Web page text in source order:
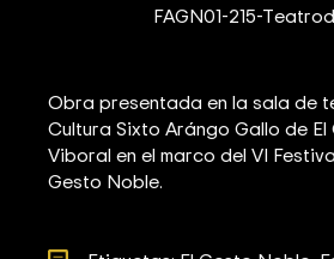
FAGN01-215-
Obra presentada en la sala de
Cultura Sixto Arángo Gallo de El
Viboral en el marco del VI
Gesto Noble.